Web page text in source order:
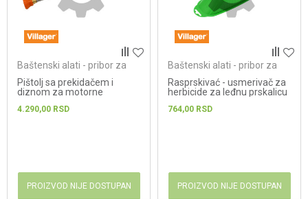
Baštenski alati - pribor za
Pištolj sa prekidačem i
diznom za motorne
4.290,00 RSD
PROIZVOD NIJE DOSTUPAN
Baštenski alati - pribor za
Rasprskivać - usmerivač za
herbicide za leđnu prskalicu
764,00 RSD
PROIZVOD NIJE DOSTUPAN